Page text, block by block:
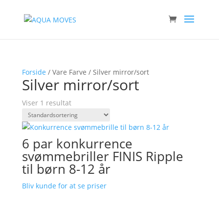
Forside / Vare Farve / Silver mirror/sort
Silver mirror/sort
Viser 1 resultat
6 par konkurrence
svømmebriller FINIS Ripple
til børn 8-12 år
Bliv kunde for at se priser